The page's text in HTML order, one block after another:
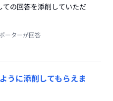
の回答を添削していただ
ーターが回答
うに添削してもらえま